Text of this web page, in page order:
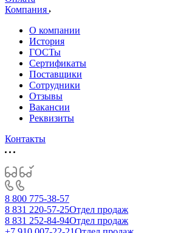
Компания
О компании
История
ГОСТы
Сертификаты
Поставщики
Сотрудники
Отзывы
Вакансии
Реквизиты
Контакты
8 800 775-38-57
8 831 220-57-25Отдел продаж
8 831 252-84-94Отдел продаж